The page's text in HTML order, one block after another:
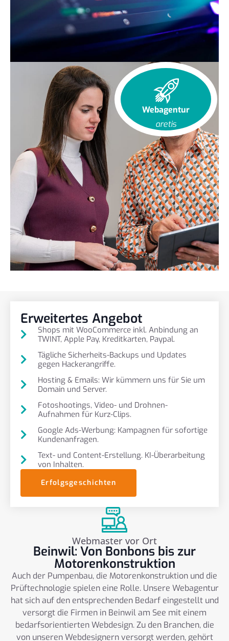
Webagentur
aretis
Erweitertes Angebot
Shops mit WooCommerce inkl. Anbindung an
TWINT, Apple Pay, Kreditkarten, Paypal.
Tägliche Sicherheits-Backups und Updates
gegen Hackerangriffe.
Hosting & Emails: Wir kümmern uns für Sie um
Domain und Server.
Fotoshootings, Video- und Drohnen-
Aufnahmen für Kurz-Clips.
Google Ads-Werbung: Kampagnen für sofortige
Kundenanfragen.
Text- und Content-Erstellung. KI-Überarbeitung
von Inhalten.
Erfolgsgeschichten
Webmaster vor Ort
Beinwil: Von Bonbons bis zur
Motorenkonstruktion
Auch der Pumpenbau, die Motorenkonstruktion und die
Prüftechnologie spielen eine Rolle. Unsere Webagentur
hat sich auf den entsprechenden Bedarf eingestellt und
versorgt die Firmen in Beinwil am See mit einem
bedarfsorientierten Webdesign. Zu den Branchen, die
von unseren Webdesignern versorgt werden, gehört